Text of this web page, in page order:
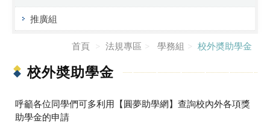
推廣組
首頁 法規專區 學務組 校外奬助學金
校外奬助學金
呼籲各位同學們可多利用【圓夢助學網】查詢校內外各項獎
助學金的申請